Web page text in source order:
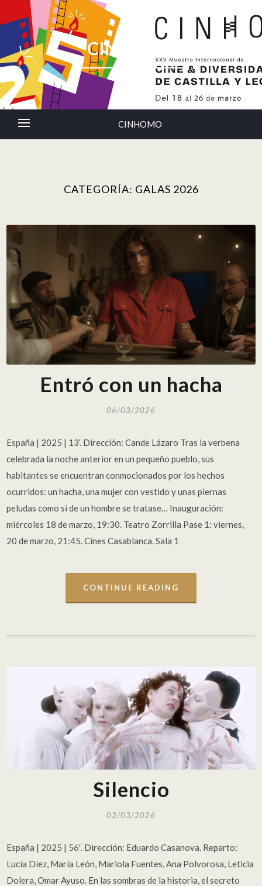
CINHOMO
CINHOMO
CATEGORÍA: GALAS 2026
Entró con un hacha
06/03/2026
España | 2025 | 13’. Dirección: Cande Lázaro Tras la verbena
celebrada la noche anterior en un pequeño pueblo, sus
habitantes se encuentran conmocionados por los hechos
ocurridos: un hacha, una mujer con vestido y unas piernas
peludas como si de un hombre se tratase… Inauguración:
miércoles 18 de marzo, 19:30. Teatro Zorrilla Pase 1: viernes,
20 de marzo, 21:45. Cines Casablanca. Sala 1
CONTINUE READING
Silencio
02/03/2026
España | 2025 | 56′. Dirección: Eduardo Casanova. Reparto:
Lucía Díez, María León, Mariola Fuentes, Ana Polvorosa, Leticia
Dolera, Omar Ayuso. En las sombras de la historia, el secreto